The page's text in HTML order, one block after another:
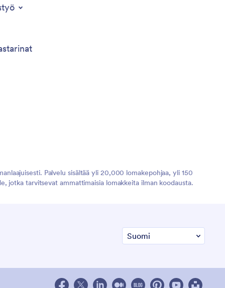
Palvelu sisältää yli 20,000 lomakepohjaa, yli 150
jotka tarvitsevat ammattimaisia lomakkeita ilman koodausta.